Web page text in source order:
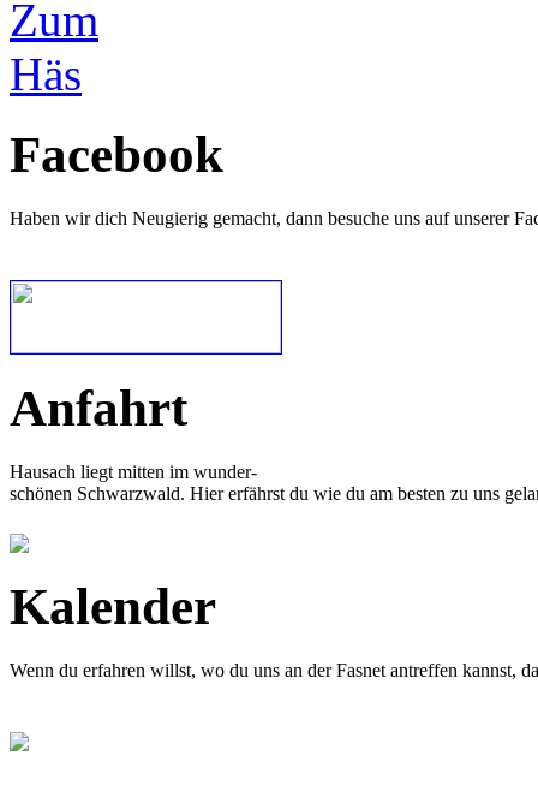
Facebook
Haben wir dich Neugierig gemacht, dann besuche uns auf unserer
Anfahrt
Hausach liegt mitten im wunder-
schönen Schwarzwald. Hier erfährst du wie du am besten zu uns
Kalender
Wenn du erfahren willst, wo du uns an der Fasnet antreffen kannst,